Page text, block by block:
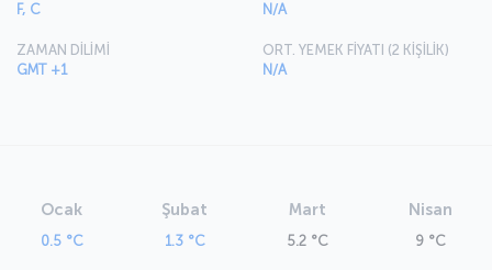
F, C
ZAMAN DİLİMİ
GMT +1
N/A
ORT. YEMEK FİYATI (2 KİŞİLİK)
N/A
Ocak
0.5 °C
Şubat
1.3 °C
Mart
5.2 °C
Nisan
9 °C